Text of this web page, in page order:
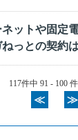
ットや固定
っとの契約
117件中 91 - 100
≪ ≫